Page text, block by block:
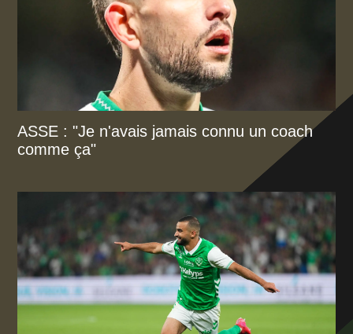
ASSE : "Je n'avais jamais connu un coach
comme ça"